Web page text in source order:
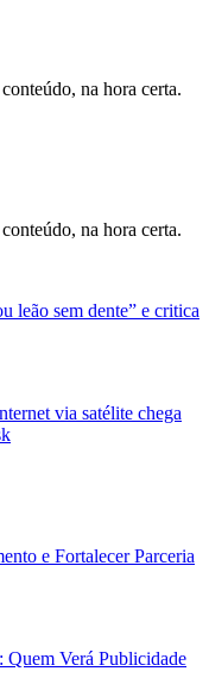
na hora certa.
na hora certa.
leão sem dente” e critica
via satélite chega
e Fortalecer Parceria
Verá Publicidade